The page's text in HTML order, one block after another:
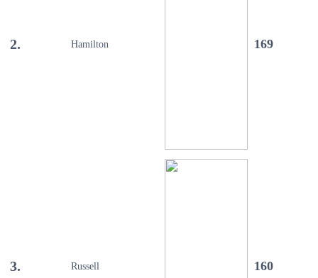
2. Hamilton 169
3. Russell 160